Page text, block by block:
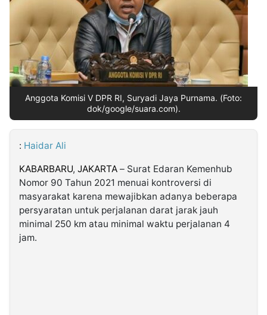
Insight
Suara
Time
Lens
Daily
Jogja
Jalan
Rakyat
Idealita
News
Kita
Notice
Dinamikapost.com
Radar
Seedbacklink
Follow
Kabarbaru
Kabarbaru.co
Anggota Komisi V DPR RI, Suryadi Jaya Purnama. (Foto:
dok/google/suara.com).
: Haidar Ali
KABARBARU, JAKARTA – Surat Edaran Kemenhub
Nomor 90 Tahun 2021 menuai kontroversi di
masyarakat karena mewajibkan adanya beberapa
persyaratan untuk perjalanan darat jarak jauh
minimal 250 km atau minimal waktu perjalanan 4
jam.